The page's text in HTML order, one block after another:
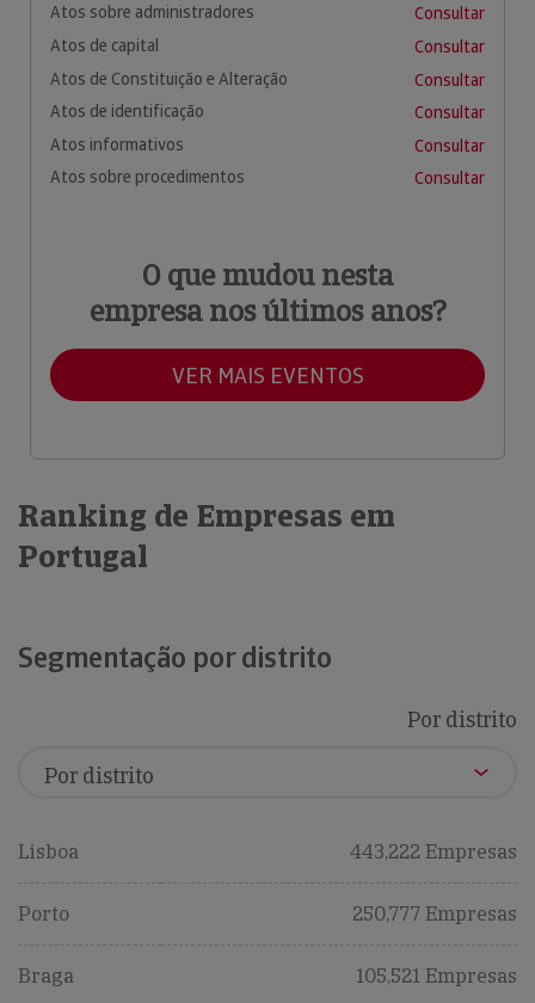
Atos sobre administradores
Consultar
Atos de capital
Consultar
Atos de Constituição e Alteração
Consultar
Atos de identificação
Consultar
Atos informativos
Consultar
Atos sobre procedimentos
Consultar
O que mudou nesta
empresa nos últimos anos?
VER MAIS EVENTOS
Ranking de Empresas em
Portugal
Segmentação por distrito
Por distrito
Lisboa 443,222 Empresas
Porto 250,777 Empresas
Braga 105,521 Empresas